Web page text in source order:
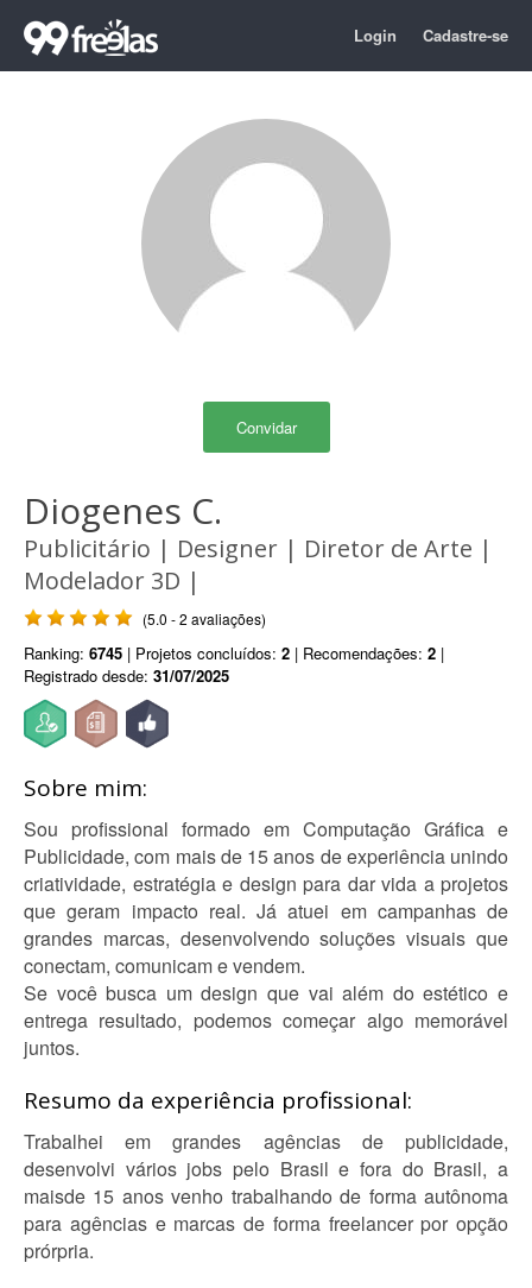
Login Cadastre-se
Convidar
Diogenes C.
Publicitário | Designer | Diretor de Arte |
Modelador 3D |
(5.0 - 2 avaliações)
Ranking: 6745 | Projetos concluídos: 2 | Recomendações: 2 |
Registrado desde: 31/07/2025
Sobre mim:
Sou profissional formado em Computação Gráfica e
Publicidade, com mais de 15 anos de experiência unindo
criatividade, estratégia e design para dar vida a projetos
que geram impacto real. Já atuei em campanhas de
grandes marcas, desenvolvendo soluções visuais que
conectam, comunicam e vendem.
Se você busca um design que vai além do estético e
entrega resultado, podemos começar algo memorável
juntos.
Resumo da experiência profissional:
Trabalhei em grandes agências de publicidade,
desenvolvi vários jobs pelo Brasil e fora do Brasil, a
maisde 15 anos venho trabalhando de forma autônoma
para agências e marcas de forma freelancer por opção
prórpria.